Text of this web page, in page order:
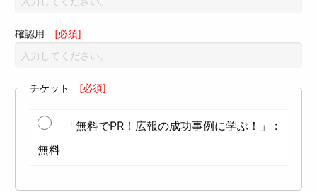
確認用 [必須]
チケット [必須]
「無料でPR！広報の成功事例に学ぶ！」 :
無料